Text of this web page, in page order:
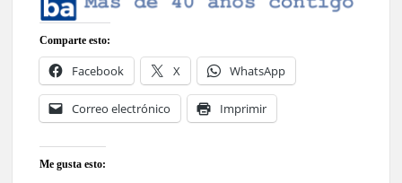
Comparte esto:
Facebook X WhatsApp
Correo electrónico Imprimir
Me gusta esto: